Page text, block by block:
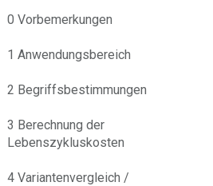
0 Vorbemerkungen
1 Anwendungsbereich
2 Begriffsbestimmungen
3 Berechnung der
Lebenszykluskosten
4 Variantenvergleich /